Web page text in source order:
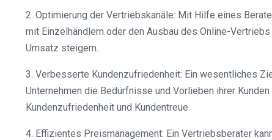
2. Optimierung der Vertriebskanäle: Mit Hilfe eines
mit Einzelhändlern oder den Ausbau des Online-
Umsatz steigern.
3. Verbesserte Kundenzufriedenheit: Ein wesentliches
Unternehmen die Bedürfnisse und Vorlieben ihrer
Kundenzufriedenheit und Kundentreue.
4. Effizientes Preismanagement: Ein Vertriebsberater